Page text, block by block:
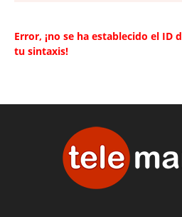
Error, ¡no se ha establecido el ID
tu sintaxis!